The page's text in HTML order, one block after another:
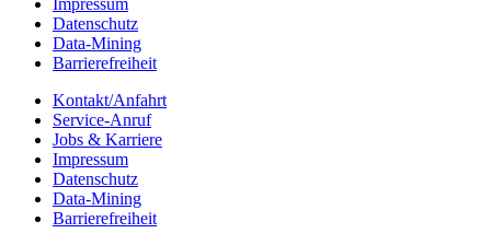
Impres­sum
Daten­schutz
Data-Mining
Barrie­re­frei­heit
Kontakt/​​Anfahrt
Service-Anruf
Jobs & Karriere
Impres­sum
Daten­schutz
Data-Mining
Barrie­re­frei­heit